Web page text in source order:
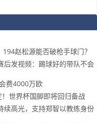
赵松源能否破枪手球门？
后发视频：踢球好的带队不会
费4000万欧
世界杯国脚即将回归备战
续高光，支持郑智以教练身份